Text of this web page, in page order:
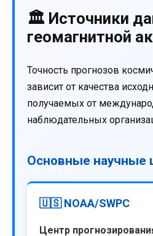
🏛️ Источники
геомагнитной
Точность прогнозов
зависит от качества
получаемых от
наблюдательных
Основные научные
🇺🇸 NOAA/SWPC
Центр